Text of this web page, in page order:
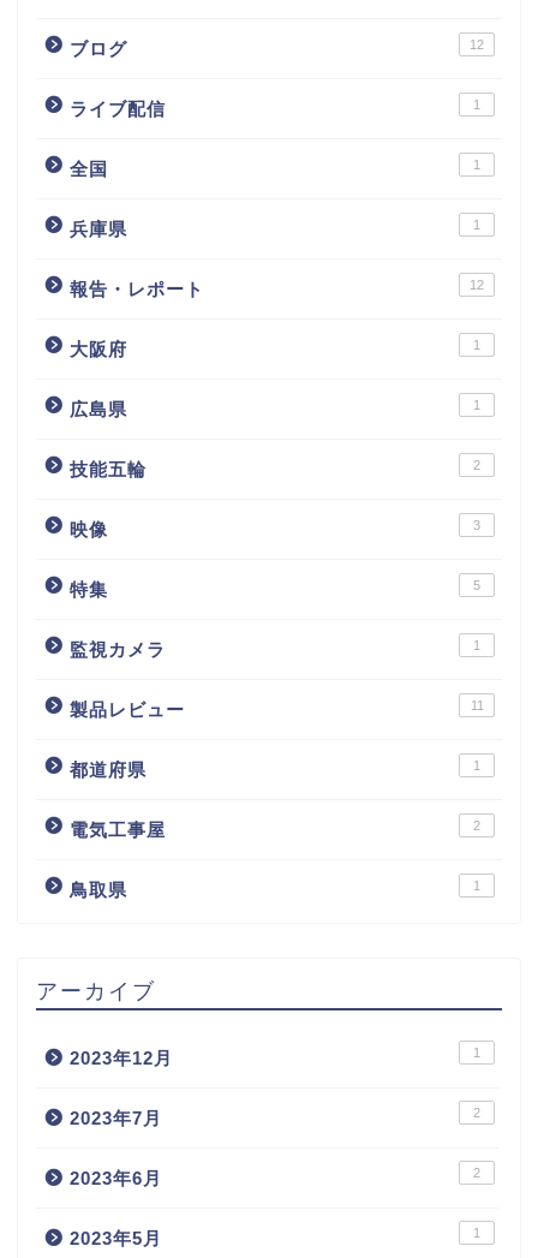
ブログ 12
ライブ配信 1
全国 1
兵庫県 1
報告・レポート 12
大阪府 1
広島県 1
技能五輪 2
映像 3
特集 5
監視カメラ 1
製品レビュー 11
都道府県 1
電気工事屋 2
鳥取県 1
アーカイブ
2023年12月 1
2023年7月 2
2023年6月 2
2023年5月 1